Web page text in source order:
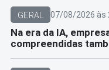
GERAL 07/08/2026 às
Na era da IA,
compreendidas